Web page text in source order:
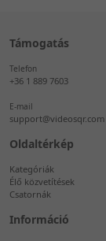
Támogatás
Telefon
+36 1 889 7603
E-mail
support@videosqr.com
Oldaltérkép
Kategóriák
Élő közvetítések
Csatornák
Információ